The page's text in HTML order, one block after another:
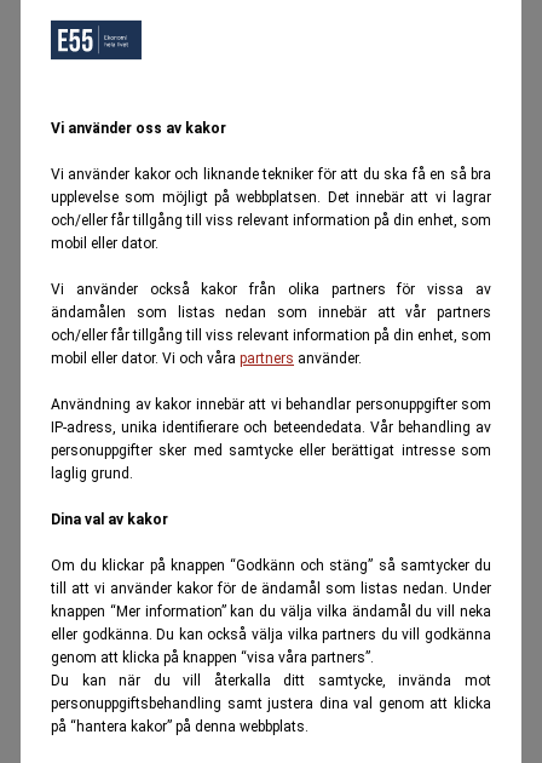
Vi använder oss av kakor
Vi använder kakor och liknande tekniker för att du ska få en så bra
upplevelse som möjligt på webbplatsen. Det innebär att vi lagrar
och/eller får tillgång till viss relevant information på din enhet, som
mobil eller dator.
Vi använder också kakor från olika partners för vissa av
ändamålen som listas nedan som innebär att vår partners
och/eller får tillgång till viss relevant information på din enhet, som
mobil eller dator. Vi och våra partners använder.
Användning av kakor innebär att vi behandlar personuppgifter som
IP-adress, unika identifierare och beteendedata. Vår behandling av
personuppgifter sker med samtycke eller berättigat intresse som
laglig grund.
Dina val av kakor
Om du klickar på knappen “Godkänn och stäng” så samtycker du
till att vi använder kakor för de ändamål som listas nedan. Under
knappen “Mer information” kan du välja vilka ändamål du vill neka
eller godkänna. Du kan också välja vilka partners du vill godkänna
genom att klicka på knappen “visa våra partners”.
Du kan när du vill återkalla ditt samtycke, invända mot
personuppgiftsbehandling samt justera dina val genom att klicka
på “hantera kakor” på denna webbplats.